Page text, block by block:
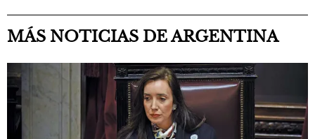
MÁS NOTICIAS DE ARGENTINA